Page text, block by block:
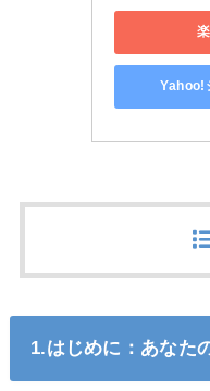
Yahoo!
1.はじめに：あなた